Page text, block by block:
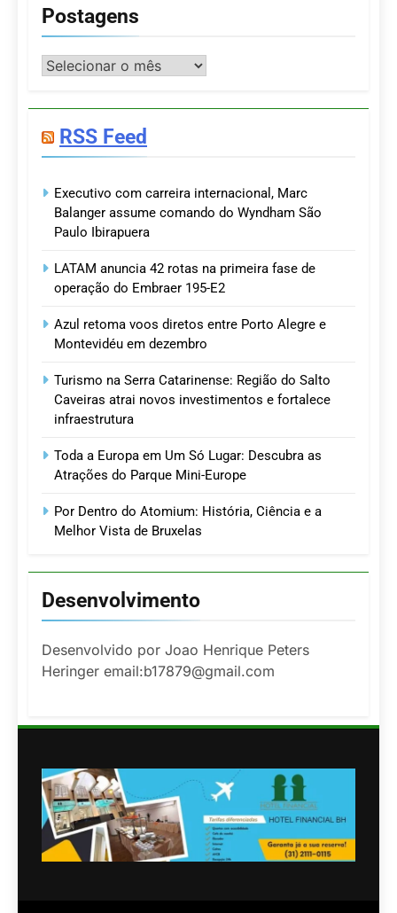
Postagens
Postagens
RSS Feed
Executivo com carreira internacional, Marc
Balanger assume comando do Wyndham São
Paulo Ibirapuera
LATAM anuncia 42 rotas na primeira fase de
operação do Embraer 195-E2
Azul retoma voos diretos entre Porto Alegre e
Montevidéu em dezembro
Turismo na Serra Catarinense: Região do Salto
Caveiras atrai novos investimentos e fortalece
infraestrutura
Toda a Europa em Um Só Lugar: Descubra as
Atrações do Parque Mini-Europe
Por Dentro do Atomium: História, Ciência e a
Melhor Vista de Bruxelas
Desenvolvimento
Desenvolvido por Joao Henrique Peters
Heringer email:b17879@gmail.com